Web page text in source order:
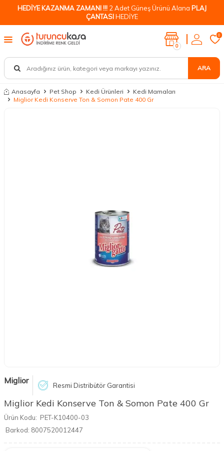
HEDİYE KAZANMA ZAMANI !!! 2 Adet Güneş Ürünü Alana PLAJ
ÇANTASIHEDİYE
ARA
0
0
Anasayfa Pet Shop Kedi Ürünleri
Kedi Mamaları
Miglior Kedi Konserve Ton & Somon Pate 400 Gr
Miglior Resmi Distribütör Garantisi
Miglior Kedi Konserve Ton & Somon Pate 400 Gr
Ürün Kodu: PET-K10400-03
Barkod: 8007520012447